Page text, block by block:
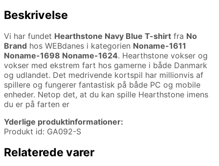
Beskrivelse
Vi har fundet Hearthstone Navy Blue T-shirt fra No
Brand hos WEBdanes i kategorien Noname-1611
Noname-1698 Noname-1624. Hearthstone vokser og
vokser med ekstrem fart hos gamerne i både Danmark
og udlandet. Det medrivende kortspil har millionvis af
spillere og fungerer fantastisk på både PC og mobile
enheder. Netop det, at du kan spille Hearthstone imens
du er på farten er
Yderlige produktinformationer:
Produkt id: GA092-S
Relaterede varer